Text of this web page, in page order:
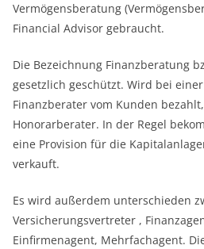
Vermögensberatung
Financial Advisor gebraucht.
Die Bezeichnung Finanzberatung
gesetzlich geschützt. Wird bei
Finanzberater vom Kunden
Honorarberater. In der Regel
eine Provision für die
verkauft.
Es wird außerdem unterschieden
Versicherungsvertreter ,
Einfirmenagent, Mehrfachagent.